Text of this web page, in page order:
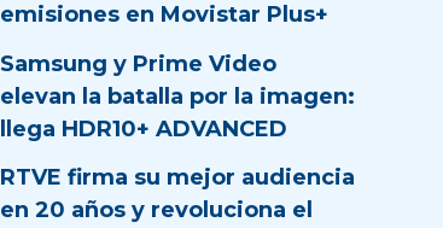
emisiones en Movistar Plus+
Samsung y Prime Video
elevan la batalla por la imagen:
llega HDR10+ ADVANCED
RTVE firma su mejor audiencia
en 20 años y revoluciona el